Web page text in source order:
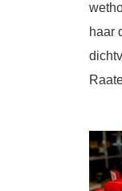
haar